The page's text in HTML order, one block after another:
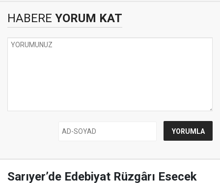
HABERE YORUM KAT
Sarıyer’de Edebiyat Rüzgârı Esecek